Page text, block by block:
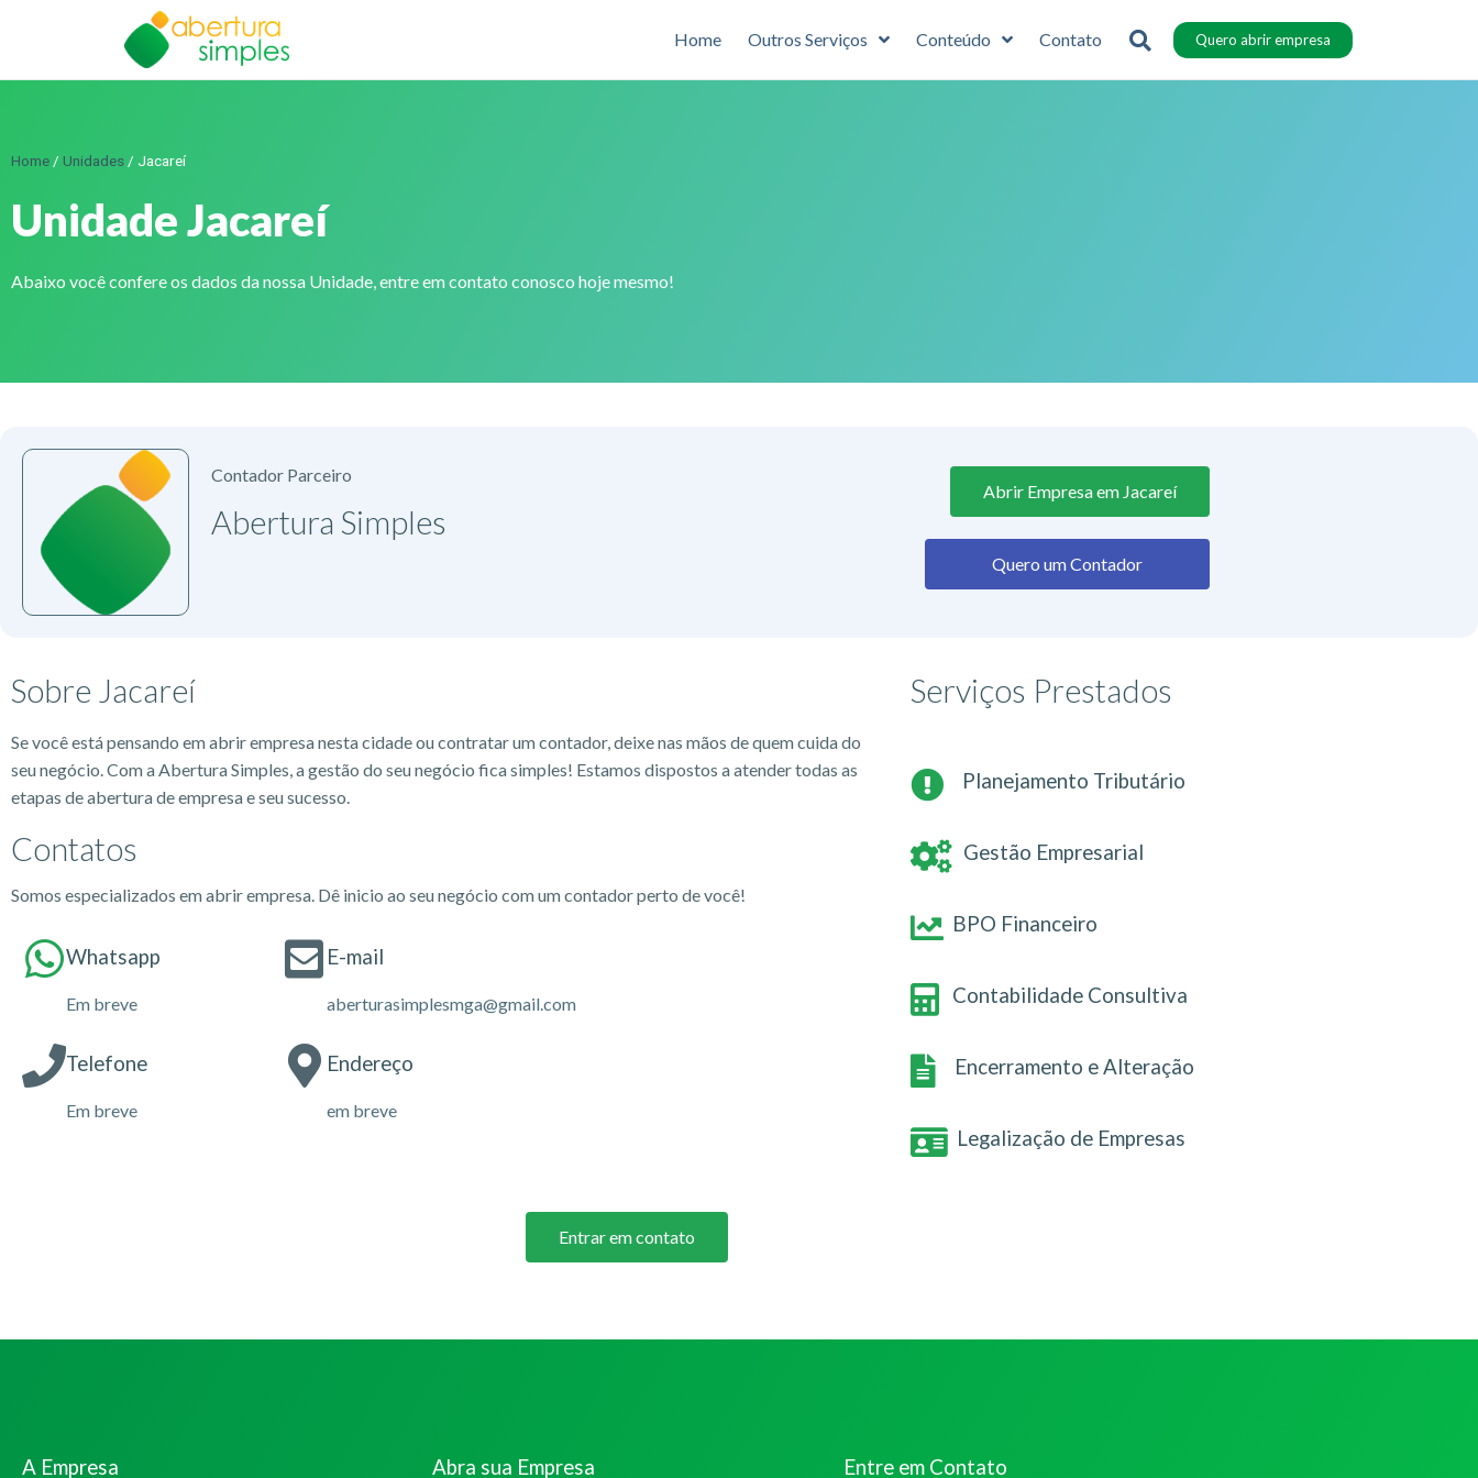
Home Outros Serviços Conteúdo Contato Quero abrir empresa
Home / Unidades / Jacareí
Unidade Jacareí
Abaixo você confere os dados da nossa Unidade, entre em contato conosco hoje mesmo!
Contador Parceiro
Abertura Simples
Abrir Empresa em Jacareí
Quero um Contador
Sobre Jacareí
Se você está pensando em abrir empresa nesta cidade ou contratar um contador, deixe nas mãos de quem cuida do
seu negócio. Com a Abertura Simples, a gestão do seu negócio fica simples! Estamos dispostos a atender todas as
etapas de abertura de empresa e seu sucesso.
Contatos
Somos especializados em abrir empresa. Dê inicio ao seu negócio com um contador perto de você!
Whatsapp
Em breve
Telefone
Em breve
E-mail
aberturasimplesmga@gmail.com
Endereço
em breve
Serviços Prestados
Planejamento Tributário
Gestão Empresarial
BPO Financeiro
Contabilidade Consultiva
Encerramento e Alteração
Legalização de Empresas
Entrar em contato
A Empresa Abra sua Empresa Entre em Contato